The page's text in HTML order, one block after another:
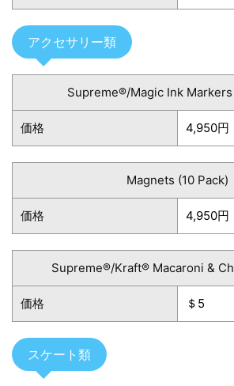
アクセサリー類
Supreme®/Magic Ink
価格 4,950円
Magnets (10 Pack)
価格 4,950円
Supreme®/Kraft® Macaroni &
価格 ＄5
スケート類